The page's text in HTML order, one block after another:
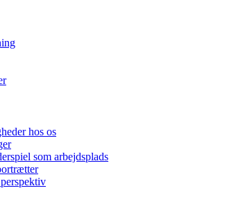
hos os
som arbejdsplads